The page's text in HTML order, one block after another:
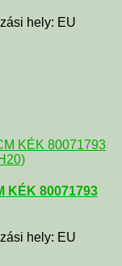
hely: EU
KÉK 80071793
hely: EU